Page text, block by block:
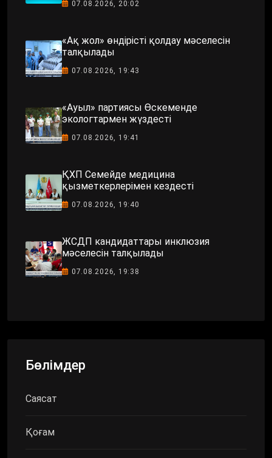
07.08.2026, 20:02
«Ақ жол» өндірісті қолдау мәселесін
талқылады
07.08.2026, 19:43
«Ауыл» партиясы Өскеменде
экологтармен жүздесті
07.08.2026, 19:41
ҚХП Семейде медицина
қызметкерлерімен кездесті
07.08.2026, 19:40
ЖСДП кандидаттары инклюзия
мәселесін талқылады
07.08.2026, 19:38
Бөлімдер
Саясат
Қоғам